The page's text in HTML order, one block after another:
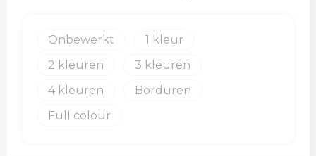
Onbewerkt
1
2
3
4
Borduren
Full colour